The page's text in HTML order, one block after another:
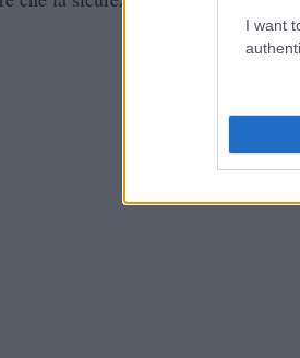
I want